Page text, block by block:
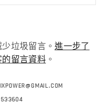
垃圾留言。進一步了
的留言資料。